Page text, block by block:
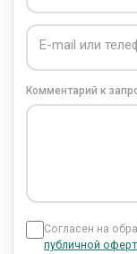
E-mail или
Комментарий к
Согласен на
публичной